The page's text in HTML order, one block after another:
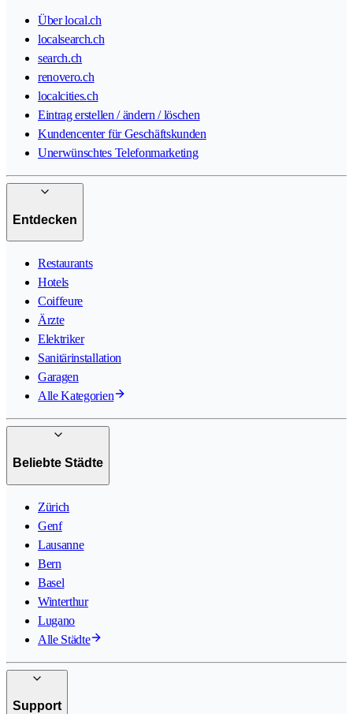
Über local.ch
localsearch.ch
search.ch
renovero.ch
localcities.ch
Eintrag erstellen / ändern / löschen
Kundencenter für Geschäftskunden
Unerwünschtes Telefonmarketing
Entdecken
Restaurants
Hotels
Coiffeure
Ärzte
Elektriker
Sanitärinstallation
Garagen
Alle Kategorien
Beliebte Städte
Zürich
Genf
Lausanne
Bern
Basel
Winterthur
Lugano
Alle Städte
Support